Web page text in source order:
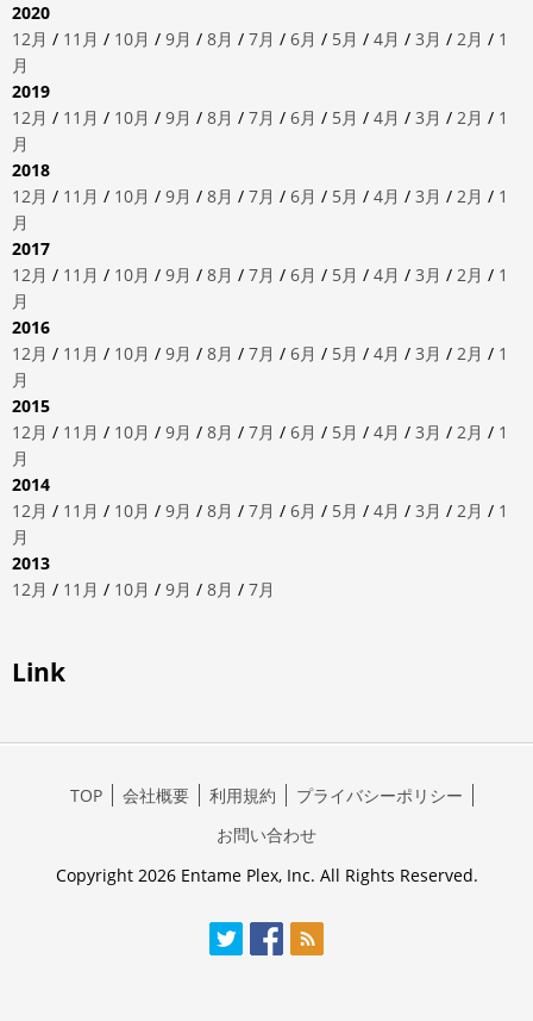
2020
12月 / 11月 / 10月 / 9月 / 8月 / 7月 / 6月 / 5月 / 4月 / 3月 / 2月 / 1
月
2019
12月 / 11月 / 10月 / 9月 / 8月 / 7月 / 6月 / 5月 / 4月 / 3月 / 2月 / 1
月
2018
12月 / 11月 / 10月 / 9月 / 8月 / 7月 / 6月 / 5月 / 4月 / 3月 / 2月 / 1
月
2017
12月 / 11月 / 10月 / 9月 / 8月 / 7月 / 6月 / 5月 / 4月 / 3月 / 2月 / 1
月
2016
12月 / 11月 / 10月 / 9月 / 8月 / 7月 / 6月 / 5月 / 4月 / 3月 / 2月 / 1
月
2015
12月 / 11月 / 10月 / 9月 / 8月 / 7月 / 6月 / 5月 / 4月 / 3月 / 2月 / 1
月
2014
12月 / 11月 / 10月 / 9月 / 8月 / 7月 / 6月 / 5月 / 4月 / 3月 / 2月 / 1
月
2013
12月 / 11月 / 10月 / 9月 / 8月 / 7月
Link
TOP 会社概要 利用規約
プライバシーポリシー
お問い合わせ
Copyright 2026 Entame Plex, Inc. All Rights Reserved.